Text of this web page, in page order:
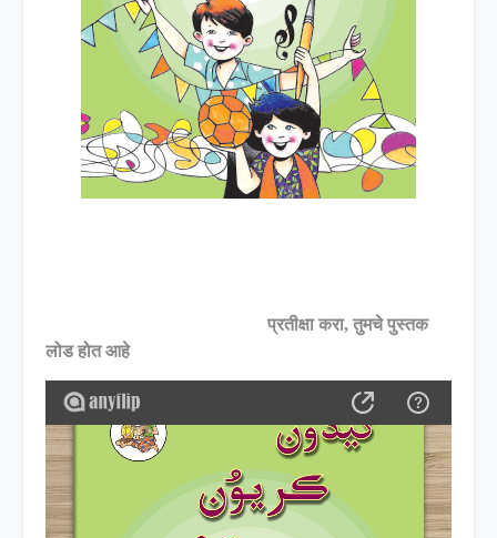
प्रतीक्षा करा, तुमचे पुस्तक
लोड होत आहे